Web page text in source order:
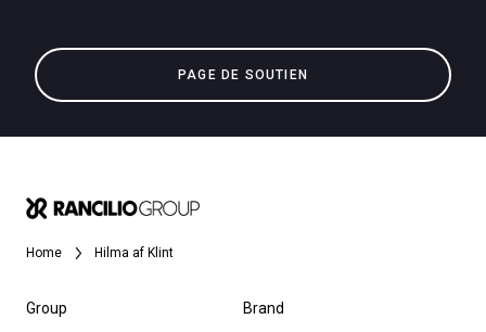
PAGE DE SOUTIEN
Home Hilma af Klint
Group
Brand
Produits
Nouvelles
Télécharger